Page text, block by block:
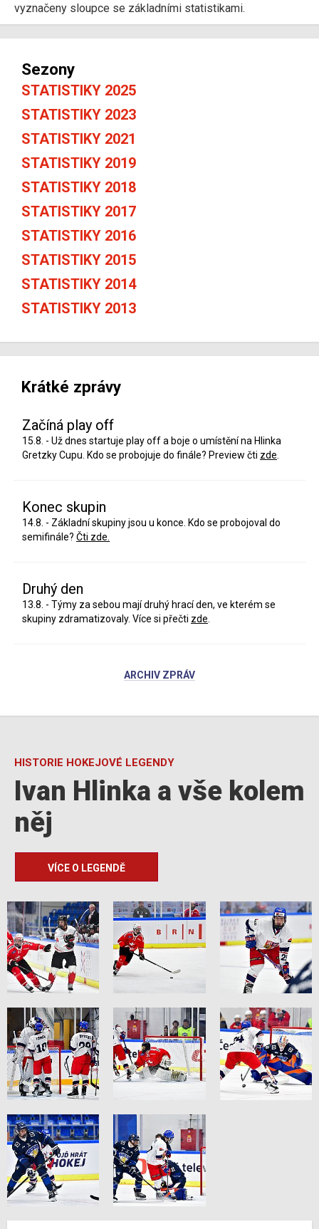
vyznačeny sloupce se základními statistikami.
Sezony
STATISTIKY 2025
STATISTIKY 2023
STATISTIKY 2021
STATISTIKY 2019
STATISTIKY 2018
STATISTIKY 2017
STATISTIKY 2016
STATISTIKY 2015
STATISTIKY 2014
STATISTIKY 2013
Krátké zprávy
Začíná play off
15.8. - Už dnes startuje play off a boje o umístění na Hlinka
Gretzky Cupu. Kdo se probojuje do finále? Preview čti zde
Konec skupin
14.8. - Základní skupiny jsou u konce. Kdo se probojoval do
semifinále? Čti zde.
Druhý den
13.8. - Týmy za sebou mají druhý hrací den, ve kterém se
skupiny zdramatizovaly. Více si přečti zde
ARCHIV ZPRÁV
HISTORIE HOKEJOVÉ LEGENDY
Ivan Hlinka a vše kolem
něj
VÍCE O LEGENDĚ